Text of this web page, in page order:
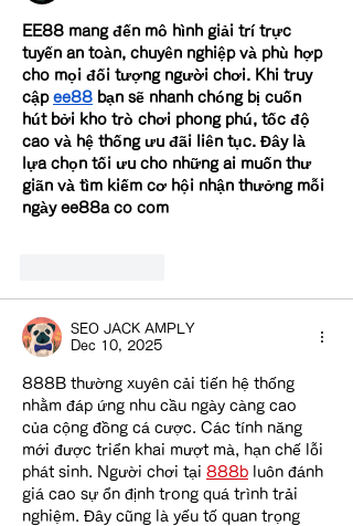
EE88 mang đến mô hình giải trí trực
tuyến an toàn, chuyên nghiệp và phù hợp
cho mọi đối tượng người chơi. Khi truy
cập ee88 bạn sẽ nhanh chóng bị cuốn
hút bởi kho trò chơi phong phú, tốc độ
cao và hệ thống ưu đãi liên tục. Đây là
lựa chọn tối ưu cho những ai muốn thư
giãn và tìm kiếm cơ hội nhận thưởng mỗi
ngày ee88a co com
SEO JACK AMPLY
Dec 10, 2025
888B thường xuyên cải tiến hệ thống
nhằm đáp ứng nhu cầu ngày càng cao
của cộng đồng cá cược. Các tính năng
mới được triển khai mượt mà, hạn chế lỗi
phát sinh. Người chơi tại 888b luôn đánh
giá cao sự ổn định trong quá trình trải
nghiệm. Đây cũng là yếu tố quan trọng